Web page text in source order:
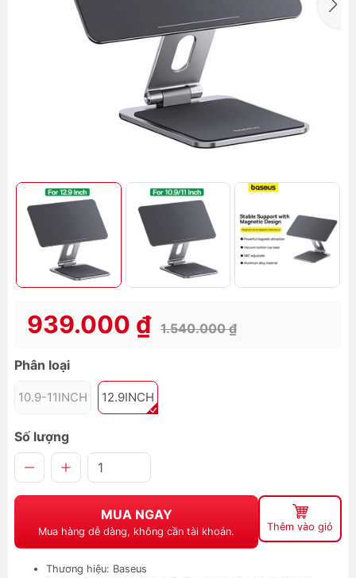
939.000 ₫ 1.540.000 ₫
Phân loại
10.9-11INCH 12.9INCH
Số lượng
MUA NGAY
Mua hàng dễ dàng, không cần tài khoản. Thêm vào giỏ
Thương hiệu: Baseus